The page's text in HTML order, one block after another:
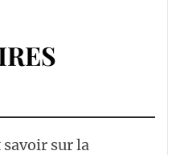
savoir sur la